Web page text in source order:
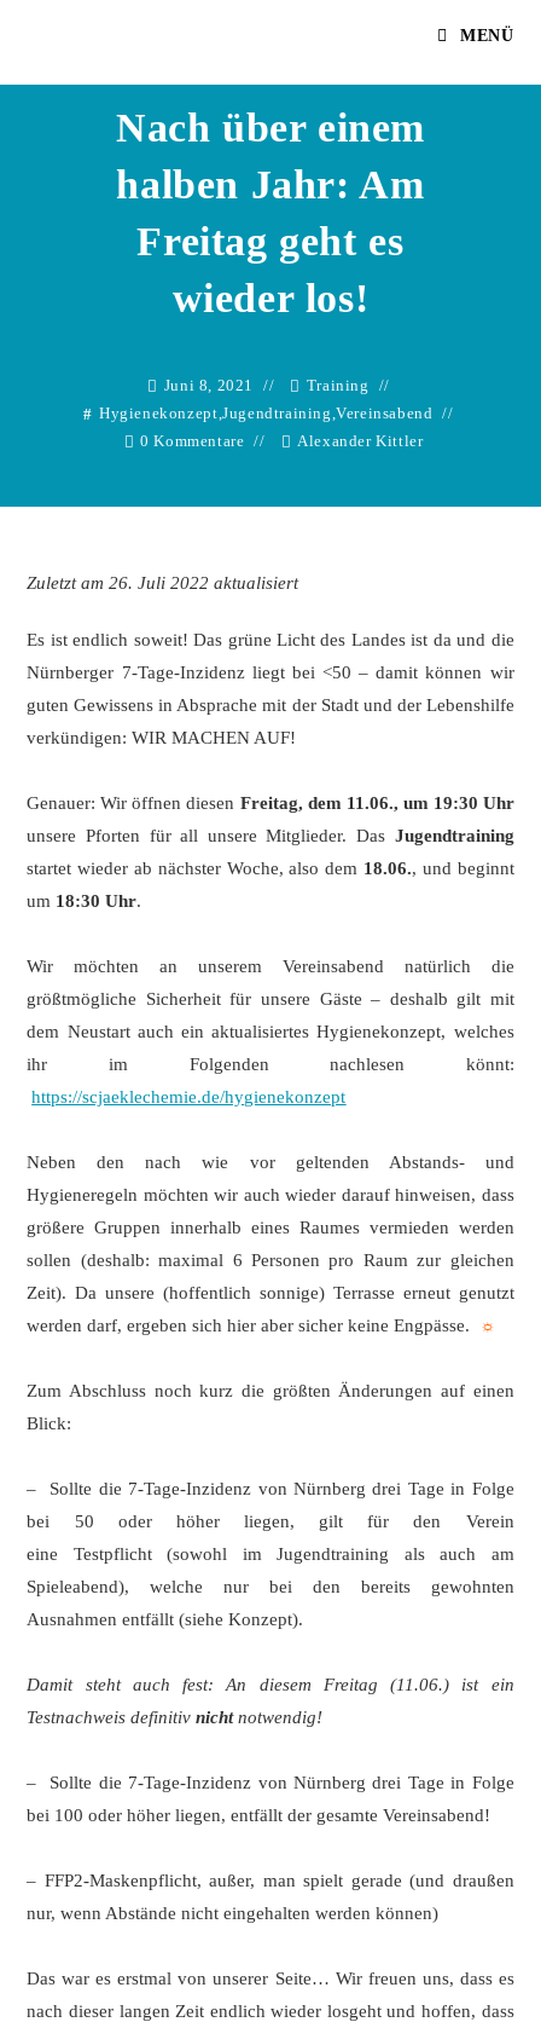
MENÜ
Nach über einem
halben Jahr: Am
Freitag geht es
wieder los!
Juni 8, 2021
Training
Hygienekonzept,Jugendtraining,Vereinsabend
0 Kommentare
Alexander Kittler
Zuletzt am 26. Juli 2022 aktualisiert
Es ist endlich soweit! Das grüne Licht des Landes ist da und die
Nürnberger 7-Tage-Inzidenz liegt bei <50 – damit können wir
guten Gewissens in Absprache mit der Stadt und der Lebenshilfe
verkündigen: WIR MACHEN AUF!
Genauer: Wir öffnen diesen Freitag, dem 11.06., um 19:30 Uhr
unsere Pforten für all unsere Mitglieder. Das Jugendtraining
startet wieder ab nächster Woche, also dem 18.06., und beginnt
um 18:30 Uhr.
Wir möchten an unserem Vereinsabend natürlich die
größtmögliche Sicherheit für unsere Gäste – deshalb gilt mit
dem Neustart auch ein aktualisiertes Hygienekonzept, welches
ihr im Folgenden nachlesen könnt:
https://scjaeklechemie.de/hygienekonzept
Neben den nach wie vor geltenden Abstands- und
Hygieneregeln möchten wir auch wieder darauf hinweisen, dass
größere Gruppen innerhalb eines Raumes vermieden werden
sollen (deshalb: maximal 6 Personen pro Raum zur gleichen
Zeit). Da unsere (hoffentlich sonnige) Terrasse erneut genutzt
werden darf, ergeben sich hier aber sicher keine Engpässe.
☼
Zum Abschluss noch kurz die größten Änderungen auf einen
Blick:
– Sollte die 7-Tage-Inzidenz von Nürnberg drei Tage in Folge
bei 50 oder höher liegen, gilt für den Verein
eine Testpflicht (sowohl im Jugendtraining als auch am
Spieleabend), welche nur bei den bereits gewohnten
Ausnahmen entfällt (siehe Konzept).
Damit steht auch fest: An diesem Freitag (11.06.) ist ein
Testnachweis definitivnichtnotwendig!
– Sollte die 7-Tage-Inzidenz von Nürnberg drei Tage in Folge
bei 100 oder höher liegen, entfällt der gesamte Vereinsabend!
– FFP2-Maskenpflicht, außer, man spielt gerade (und draußen
nur, wenn Abstände nicht eingehalten werden können)
Das war es erstmal von unserer Seite… Wir freuen uns, dass es
nach dieser langen Zeit endlich wieder losgeht und hoffen, dass